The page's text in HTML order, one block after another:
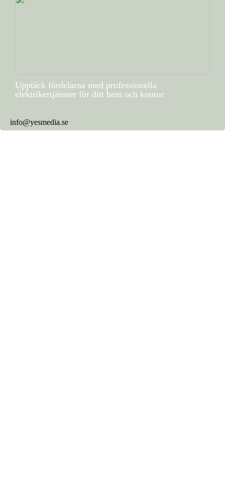
Upptäck fördelarna med professionella
elektrikertjänster för ditt hem och kontor
info@yesmedia.se